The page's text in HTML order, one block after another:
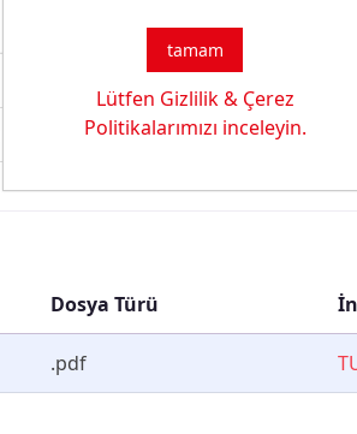
Dosya Türü
.pdf
tamam
Lütfen Gizlilik & Çerez
Politikalarımızı inceleyin.